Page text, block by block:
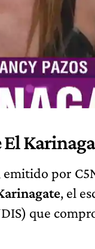
El
emitido por
, el
que